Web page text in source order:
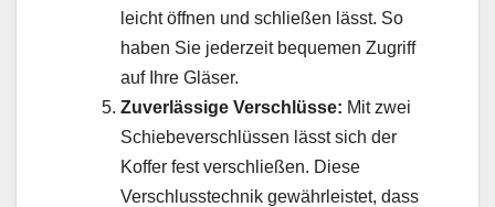
leicht öffnen und schließen lässt. So
haben Sie jederzeit bequemen Zugriff
auf Ihre Gläser.
Zuverlässige Verschlüsse: Mit zwei
Schiebeverschlüssen lässt sich der
Koffer fest verschließen. Diese
Verschlusstechnik gewährleistet, dass